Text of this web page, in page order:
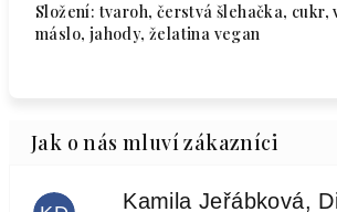
Složení: tvaroh, čerstvá šlehačka, cukr,
máslo, jahody, želatina vegan
Kamila Jeřábková,